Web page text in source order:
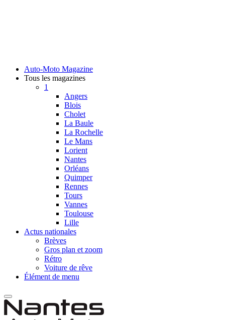
Auto-Moto Magazine
Tous les magazines
1
Angers
Blois
Cholet
La Baule
La Rochelle
Le Mans
Lorient
Nantes
Orléans
Quimper
Rennes
Tours
Vannes
Toulouse
Lille
Actus nationales
Brèves
Gros plan et zoom
Rétro
Voiture de rêve
Élément de menu